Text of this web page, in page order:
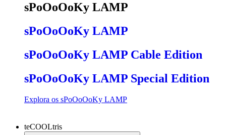
sPoOoOoKy LAMP
sPoOoOoKy LAMP
sPoOoOoKy LAMP Cable Edition
sPoOoOoKy LAMP Special Edition
Explora os sPoOoOoKy LAMP
teCOOLtris